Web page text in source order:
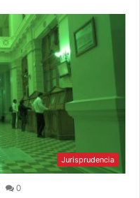
Jurisprudencia
0